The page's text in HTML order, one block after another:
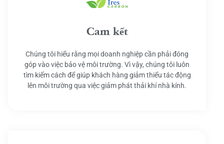
Cam kết
Chúng tôi hiểu rằng mọi doanh nghiệp cần phải đóng
góp vào việc bảo vệ môi trường. Vì vậy, chúng tôi luôn
tìm kiếm cách để giúp khách hàng giảm thiểu tác động
lên môi trường qua việc giảm phát thải khí nhà kính.